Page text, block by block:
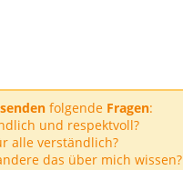
folgende Fragen:
und respektvoll?
alle verständlich?
das über mich wissen?